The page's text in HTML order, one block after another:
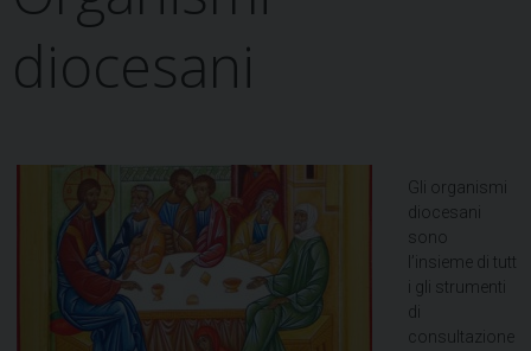
diocesani
Gli organismi
diocesani
sono
l’insieme di tutt
i gli strumenti
di
consultazione